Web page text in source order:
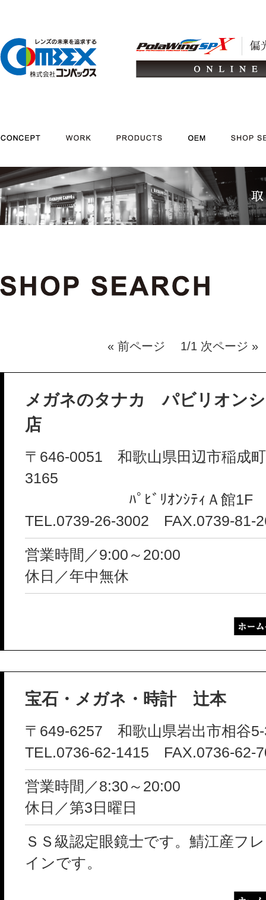
« 前ページ 1/1 次ページ »
メガネのタナカ パビリオン
店
〒646-0051 和歌山県田辺市稲成
3165
ﾊﾟﾋﾞﾘｵﾝｼﾃｨＡ館1F
TEL.0739-26-3002 FAX.0739-81-
営業時間／9:00～20:00
休日／年中無休
宝石・メガネ・時計 辻本
〒649-6257 和歌山県岩出市相谷
TEL.0736-62-1415 FAX.0736-62-
営業時間／8:30～20:00
休日／第3日曜日
ＳＳ級認定眼鏡士です。鯖江産フ
インです。